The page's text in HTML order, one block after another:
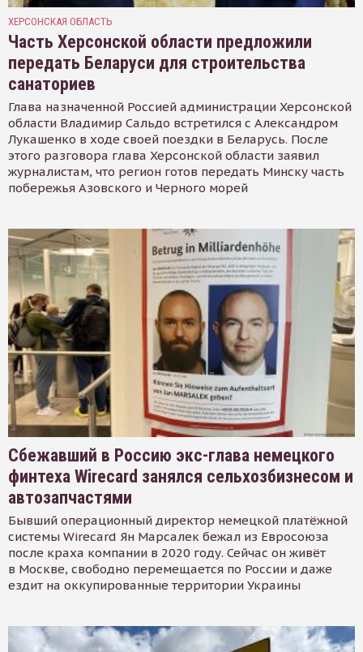
ХЕРСОНСКАЯ ОБЛАСТЬ
Часть Херсонской области предложили
передать Беларуси для строительства
санаториев
Глава назначенной Россией администрации Херсонской
области Владимир Сальдо встретился с Александром
Лукашенко в ходе своей поездки в Беларусь. После
этого разговора глава Херсонской области заявил
журналистам, что регион готов передать Минску часть
побережья Азовского и Черного морей
Сбежавший в Россию экс-глава немецкого
финтеха Wirecard занялся сельхозбизнесом и
автозапчастями
Бывший операционный директор немецкой платёжной
системы Wirecard Ян Марсалек бежал из Евросоюза
после краха компании в 2020 году. Сейчас он живёт
в Москве, свободно перемещается по России и даже
ездит на оккупированные территории Украины